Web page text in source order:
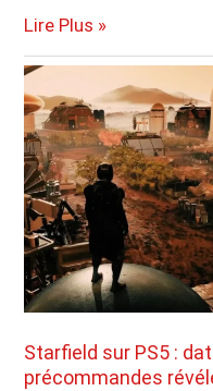
Crimson
Desert
:
Pearl
Abyss
répond
aux
demandes
des
jours
avec
une
énorme
Lire Plus »
Starfield sur PS5 :
précommandes